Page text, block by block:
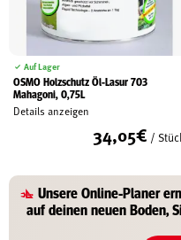
Auf Lager
OSMO Holzschutz Öl-Lasur 703
Mahagoni, 0,75L
Details anzeigen
34,05€ /
UnsereOnline-Planer
auf deinenneuen Boden,